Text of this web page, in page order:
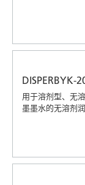
DISPERBYK-
用于溶剂型、无
墨墨水的无溶剂